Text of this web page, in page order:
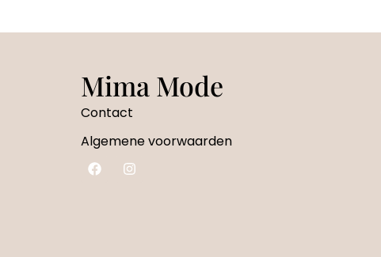
Mima Mode
Contact
Algemene voorwaarden